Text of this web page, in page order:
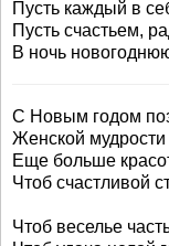
Пусть каждый в
Пусть счастьем,
В ночь
С Новым годом
Женской
Еще больше
Чтоб счастливой
Чтоб веселье